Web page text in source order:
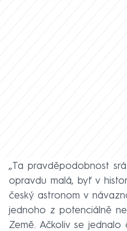
„Ta pravděpodobnost
opravdu malá, byť v
český astronom v
jednoho z potenciálně
Země. Ačkoliv se jednalo